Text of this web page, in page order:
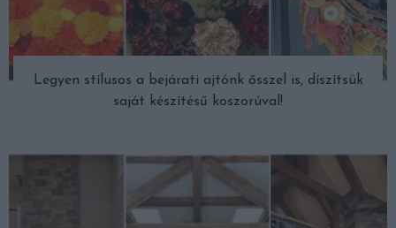
Legyen stílusos a bejárati ajtónk ősszel is, díszítsük
saját készítésű koszorúval!